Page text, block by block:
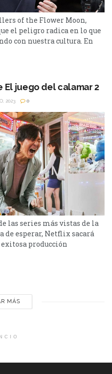
of the Flower Moon,
el peligro radica en lo que
con nuestra cultura. En
el mítico Martin Scorsese
de superhéroes en el
El juego del calamar 2
2023 0
las series más vistas de la
de esperar, Netflix sacará
producción
pero valdrá la pena por
próxima temporada. Y es
MÁS